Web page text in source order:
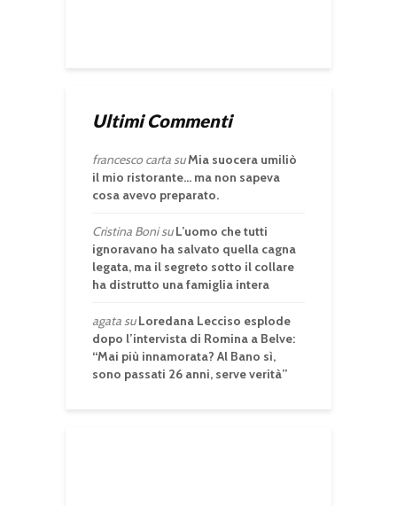
Ultimi Commenti
francesco cartasuMia suocera umiliò
il mio ristorante… ma non sapeva
cosa avevo preparato.
Cristina BonisuL’uomo che tutti
ignoravano ha salvato quella cagna
legata, ma il segreto sotto il collare
ha distrutto una famiglia intera
agatasuLoredana Lecciso esplode
dopo l’intervista di Romina a Belve:
“Mai più innamorata? Al Bano sì,
sono passati 26 anni, serve verità”